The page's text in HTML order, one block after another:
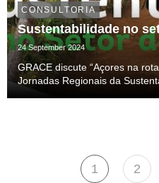
CONSULTORIA
Sustentabilidade no
24 September 2024
GRACE discute “Açores na
Jornadas Regionais da
1 2